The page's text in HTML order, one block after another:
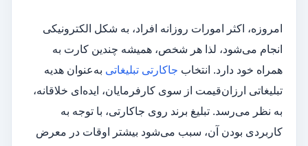
امروزه، اکثر امورات روزانه افراد، به شکل الکترونیکی
انجام می‌شود، لذا هر شخص، همیشه چندین کارت به
همراه خود دارد. انتخاب جاکارتی تبلیغاتی به‌عنوان هدیه
تبلیغاتی ارزان‌قیمت از سوی کارفرمایان، ایده‌ای خلاقانه،
به نظر می‌رسد. تبلیغ برند روی جاکارتی، با توجه به
کاربردی بودن آن، سبب می‌شود بیشتر اوقات در معرض